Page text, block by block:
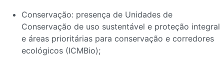
Conservação: presença de Unidades de
Conservação de uso sustentável e proteção integral
e áreas prioritárias para conservação e corredores
ecológicos (ICMBio);